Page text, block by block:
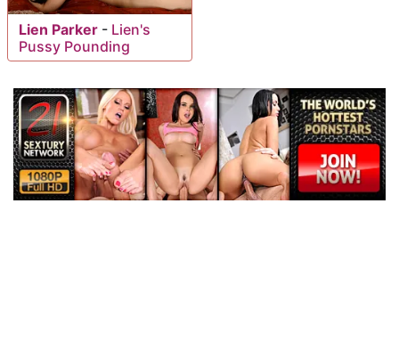
Lien Parker - Lien's
Pussy Pounding